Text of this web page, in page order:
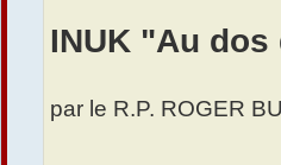
INUK "Au
par le R.P. ROGER